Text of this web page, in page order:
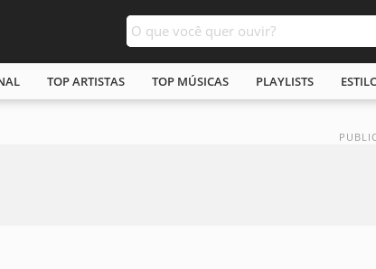
TOP ARTISTAS TOP MÚSICAS PLAYLISTS